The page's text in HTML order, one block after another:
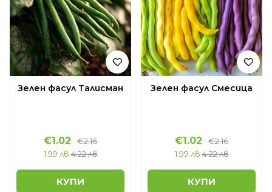
Зелен фасул Талисман
€1.02
€2.16
1.99 лв 4.22 лв
КУПИ
Зелен фасул Смесица
€1.02
€2.16
1.99 лв 4.22 лв
КУПИ